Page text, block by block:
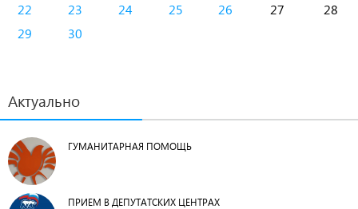
22
23 24 25 26 27
28
29
30
Актуально
ГУМАНИТАРНАЯ ПОМОЩЬ
ПРИЕМ В ДЕПУТАТСКИХ ЦЕНТРАХ